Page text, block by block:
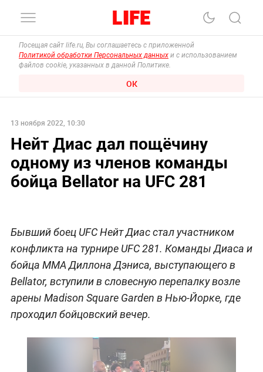
Посещая сайт life.ru, Вы соглашаетесь с приложенной
Политикой обработки Персональных данных и с использованием
файлов cookie, указанных в данной Политике.
ОК
13 ноября 2022, 10:30
Нейт Диас дал пощёчину
одному из членов команды
бойца Bellator на UFC 281
Бывший боец UFC Нейт Диас стал участником
конфликта на турнире UFC 281. Команды Диаса и
бойца MMA Диллона Дэниса, выступающего в
Bellator, вступили в словесную перепалку возле
арены Madison Square Garden в Нью-Йорке, где
проходил бойцовский вечер.